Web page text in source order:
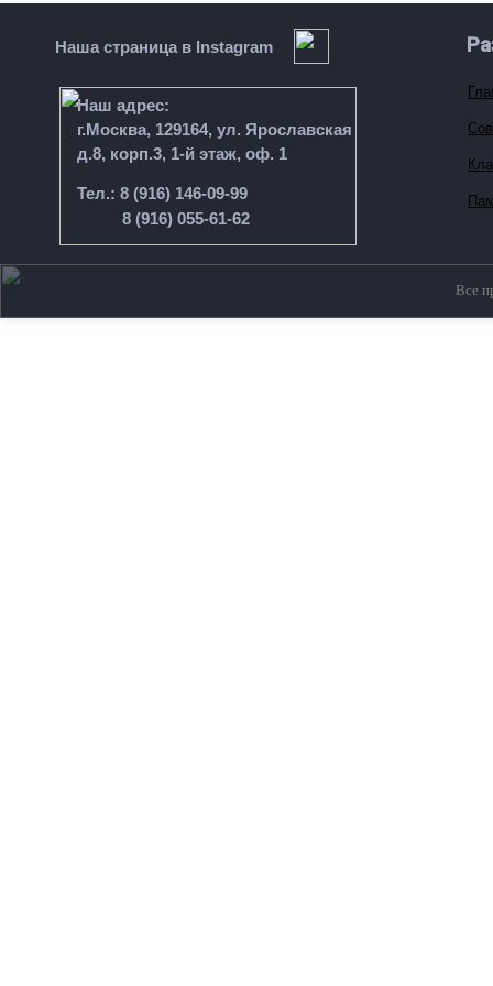
Наш адрес:
г.Москва, 129164, ул. Ярославская
д.8, корп.3, 1-й этаж, оф. 1
Все
8 (916) 055-61-62
Наша страница в Instagram
Тел.: 8 (916) 146-09-99